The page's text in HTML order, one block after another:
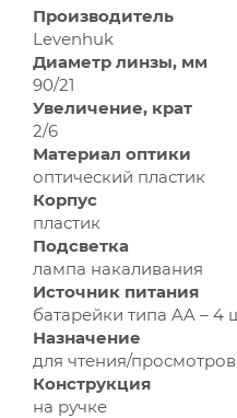
Производитель
Levenhuk
Диаметр линзы, мм
90/21
Увеличение, крат
2/6
Материал оптики
оптический пластик
Корпус
пластик
Подсветка
лампа накаливания
Источник питания
батарейки типа AA – 4
Назначение
для чтения/
Конструкция
на ручке